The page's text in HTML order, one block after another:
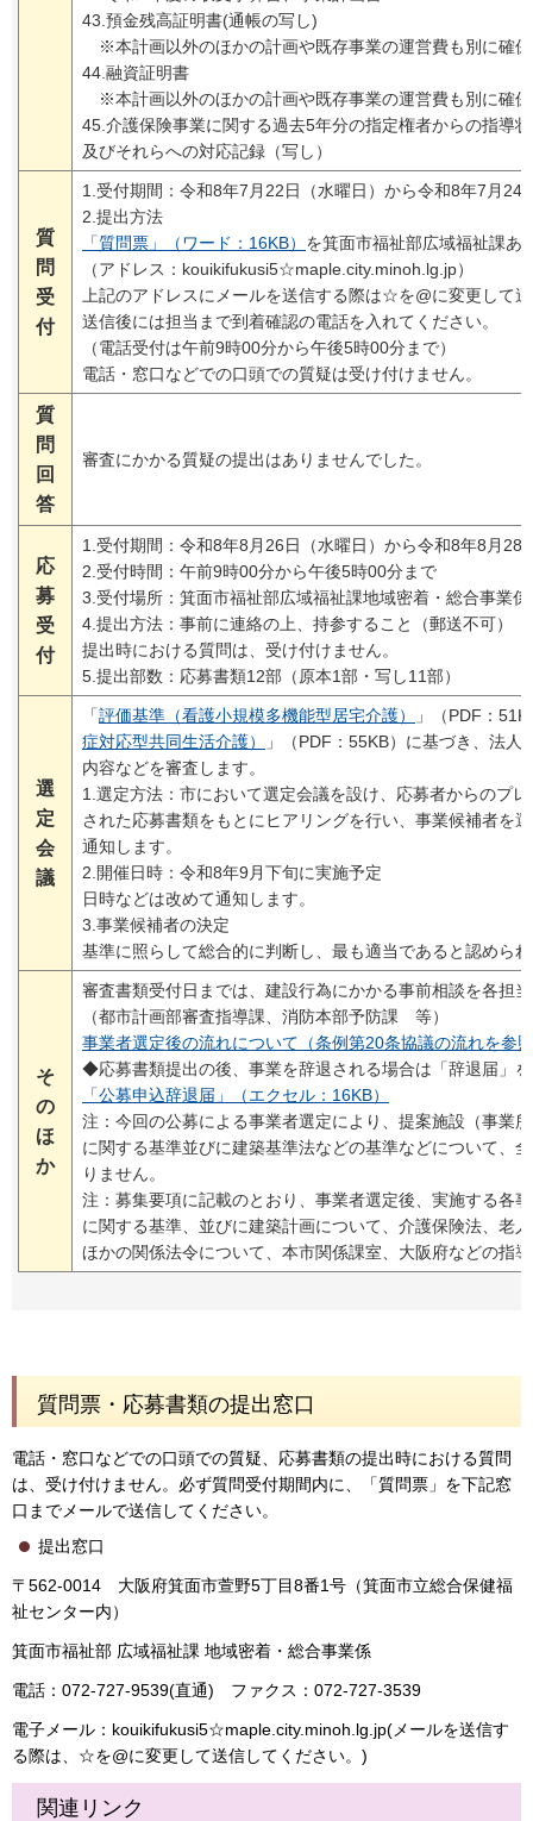
43.預金残高証明書(通帳の写し)
※本計画以外のほかの計画や既存事業の運営費も別に確
44.融資証明書
※本計画以外のほかの計画や既存事業の運営費も別に確
45.介護保険事業に関する過去5年分の指定権者からの指導
及びそれらへの対応記録（写し）
質
問
受
付
1.受付期間：令和8年7月22日（水曜日）から令和8年7月24
2.提出方法
「質問票」（ワード：16KB） を箕面市福祉部広域福祉課あ
（アドレス：kouikifukusi5☆maple.city.minoh.lg.jp）
上記のアドレスにメールを送信する際は☆を@に変更して
送信後には担当まで到着確認の電話を入れてください。
（電話受付は午前9時00分から午後5時00分まで）
電話・窓口などでの口頭での質疑は受け付けません。
質
問
回
答
審査にかかる質疑の提出はありませんでした。
応
募
受
付
1.受付期間：令和8年8月26日（水曜日）から令和8年8月28
2.受付時間：午前9時00分から午後5時00分まで
3.受付場所：箕面市福祉部広域福祉課地域密着・総合事業係
4.提出方法：事前に連絡の上、持参すること（郵送不可）
提出時における質問は、受け付けません。
5.提出部数：応募書類12部（原本1部・写し11部）
選
定
会
議
「評価基準（看護小規模多機能型居宅介護）
」（PDF：
症対応型共同生活介護）
」（PDF：55KB）に基づき、法人
内容などを審査します。
1.選定方法：市において選定会議を設け、応募者からのプ
された応募書類をもとにヒアリングを行い、事業候補者を
通知します。
2.開催日時：令和8年9月下旬に実施予定
日時などは改めて通知します。
3.事業候補者の決定
基準に照らして総合的に判断し、最も適当であると認めら
そ
の
ほ
か
審査書類受付日までは、建設行為にかかる事前相談を各担
（都市計画部審査指導課、消防本部予防課 等）
事業者選定後の流れについて（条例第20条協議の流れを参
◆応募書類提出の後、事業を辞退される場合は「辞退届」
「公募申込辞退届」（エクセル：16KB）
注：今回の公募による事業者選定により、提案施設（事業
に関する基準並びに建築基準法などの基準などについて、
りません。
注：募集要項に記載のとおり、事業者選定後、実施する各
に関する基準、並びに建築計画について、介護保険法、老
ほかの関係法令について、本市関係課室、大阪府などの指
質問票・応募書類の提出窓口
電話・窓口などでの口頭での質疑、応募書類の提出時における質問
は、受け付けません。必ず質問受付期間内に、「質問票」を下記窓
口までメールで送信してください。
提出窓口
〒562-0014 大阪府箕面市萱野5丁目8番1号（箕面市立総合保健福
祉センター内）
箕面市福祉部 広域福祉課 地域密着・総合事業係
電話：072-727-9539(直通) ファクス：072-727-3539
電子メール：kouikifukusi5☆maple.city.minoh.lg.jp(メールを送信す
る際は、☆を@に変更して送信してください。)
関連リンク